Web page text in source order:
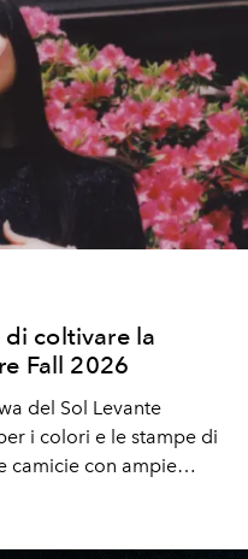
coltivare la
Fall 2026
del Sol Levante
i colori e le stampe di
camicie con ampie